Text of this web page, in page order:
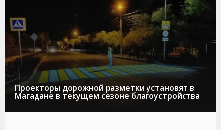
Проекторы дорожной разметки установят в
Магадане в текущем сезоне благоустройства